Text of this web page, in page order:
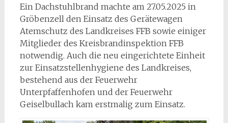
Ein Dachstuhlbrand machte am 27.05.2025 in
Gröbenzell den Einsatz des Gerätewagen
Atemschutz des Landkreises FFB sowie einiger
Mitglieder des Kreisbrandinspektion FFB
notwendig. Auch die neu eingerichtete Einheit
zur Einsatzstellenhygiene des Landkreises,
bestehend aus der Feuerwehr
Unterpfaffenhofen und der Feuerwehr
Geiselbullach kam erstmalig zum Einsatz.